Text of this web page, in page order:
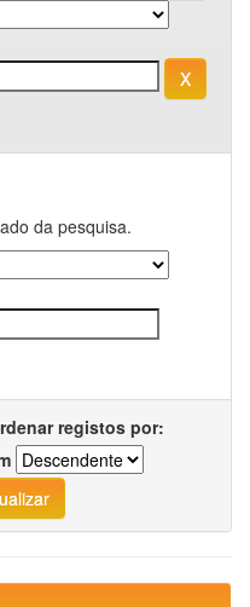
da pesquisa.
registos por: